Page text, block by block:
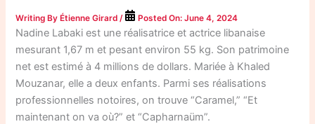
Writing ByÉtienne Girard / Posted On:June 4, 2024
Nadine Labaki est une réalisatrice et actrice libanaise
mesurant 1,67 m et pesant environ 55 kg. Son patrimoine
net est estimé à 4 millions de dollars. Mariée à Khaled
Mouzanar, elle a deux enfants. Parmi ses réalisations
professionnelles notoires, on trouve “Caramel,” “Et
maintenant on va où?” et “Capharnaüm”.